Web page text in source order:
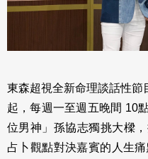
東森超視全新命理談話性節
起，每週一至週五晚間 10
位男神」孫協志獨挑大樑
占卜觀點對決嘉賓的人生